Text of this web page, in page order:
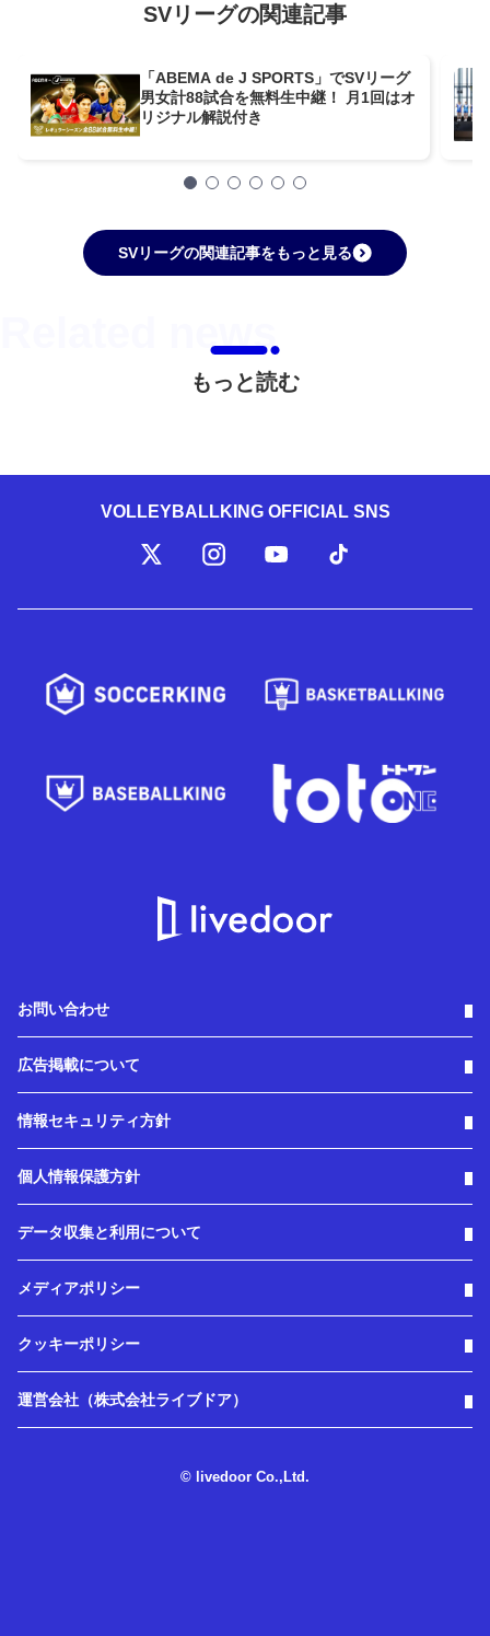
SVリーグの関連記事
「ABEMA de J SPORTS」でSVリーグ
男女計88試合を無料生中継！ 月1回はオ
リジナル解説付き
SVリーグの関連記事をもっと見る
もっと読む
VOLLEYBALLKING OFFICIAL SNS
お問い合わせ
広告掲載について
情報セキュリティ方針
個人情報保護方針
データ収集と利用について
メディアポリシー
クッキーポリシー
運営会社（株式会社ライブドア）
© livedoor Co.,Ltd.